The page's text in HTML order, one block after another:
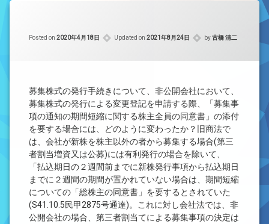
法律を勉強しよう
司法書士資格者・受験生募集中
Posted on 2020年4月18日 Updated on 2021年8月24日 by古橋 清二
募集株式の発行手続きについて、非公開会社において、
募集株式の発行による変更登記を申請する際、「募集事
項の通知の期間短縮に関する株主全員の同意書」の添付
を要する場合には、どのように変わったか？旧商法で
は、会社が新株を株主以外の者から募集する場合(第三
者割当増資又は公募)には有利発行の場合を除いて、
「払込期日の２週間前までに新株発行事項から払込期日
までに２週間の期間が置かれていない場合は、期間短縮
についての「総株主の同意書」を要するとされていた
(S41.10.5民甲2875号通達)。これに対し会社法では、非
公開会社の場合、第三者割当てによる募集事項の決定は